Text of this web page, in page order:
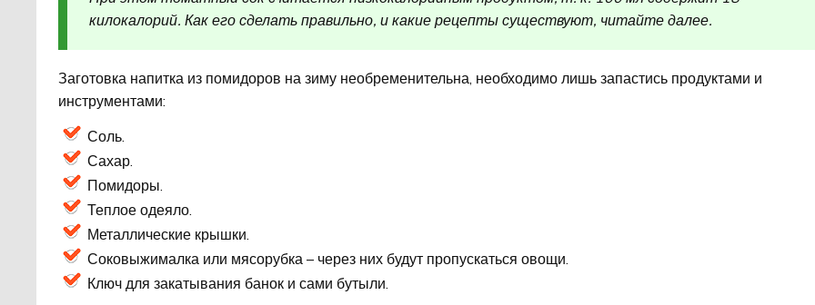
килокалорий. Как его сделать правильно, и какие рецепты существуют, читайте далее.
Заготовка напитка из помидоров на зиму необременительна, необходимо лишь запастись продуктами и
инструментами:
Соль.
Сахар.
Помидоры.
Теплое одеяло.
Металлические крышки.
Соковыжималка или мясорубка – через них будут пропускаться овощи.
Ключ для закатывания банок и сами бутыли.